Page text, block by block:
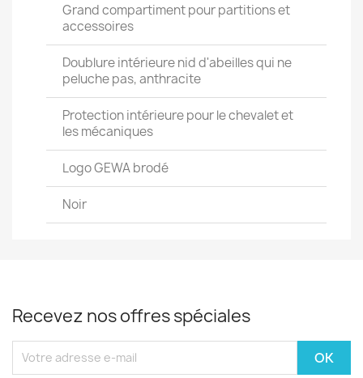
Grand compartiment pour partitions et
accessoires
Doublure intérieure nid d'abeilles qui ne
peluche pas, anthracite
Protection intérieure pour le chevalet et
les mécaniques
Logo GEWA brodé
Noir
Recevez nos offres spéciales